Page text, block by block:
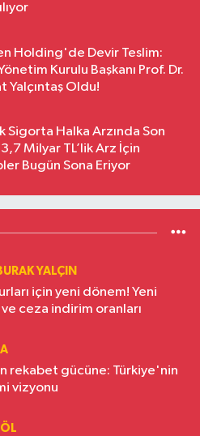
Holding'de Devir Teslim:
Kurulu Başkanı Prof. Dr.
Yalçıntaş Oldu!
Sigorta Halka Arzında Son
Milyar TL’lik Arz İçin
Bugün Sona Eriyor
YALÇIN
için yeni dönem! Yeni
ceza indirim oranları
rekabet gücüne: Türkiye'nin
vizyonu